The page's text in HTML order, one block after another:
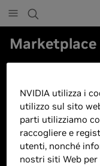
Marketplace
R6PW)
Ryzen R7-
512GB
NVIDIA utilizza i
utilizzo sul sito
parti utilizziamo
raccogliere e
utenti, nonché
nostri siti Web